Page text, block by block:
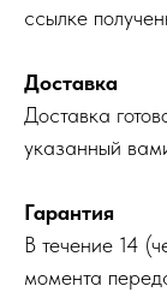
ссылке
Доставка
Доставка
указанный
Гарантия
В течение 14
момента